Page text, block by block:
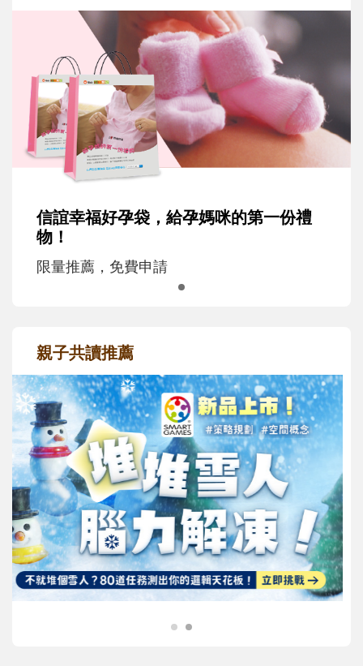
信誼幸福好孕袋，給孕媽咪的第一份禮
物！
限量推薦，免費申請
親子共讀推薦
最新活動